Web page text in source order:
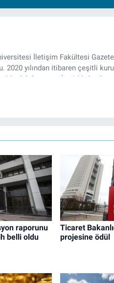
İletişim Fakültesi
2020 yılından itibaren çeşitli
Meslek hayatına İzmir’de
raporunu
belli oldu
Ticaret
projesine ödül